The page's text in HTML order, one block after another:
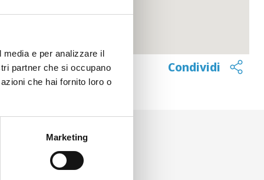
e per analizzare il
partner che si occupano
che hai fornito loro o
Marketing
Condividi